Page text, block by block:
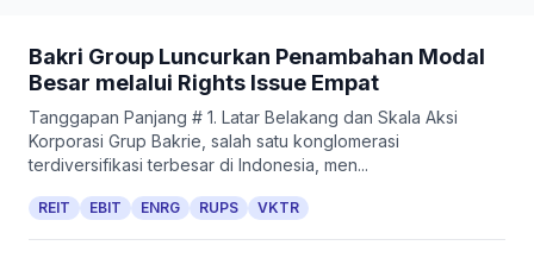
Bakri Group Luncurkan Penambahan Modal
Besar melalui Rights Issue Empat
Tanggapan Panjang # 1. Latar Belakang dan Skala Aksi
Korporasi Grup Bakrie, salah satu konglomerasi
terdiversifikasi terbesar di Indonesia, men...
REIT EBIT ENRG RUPS VKTR